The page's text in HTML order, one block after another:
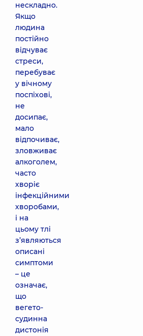
нескладно.
Якщо
людина
постійно
відчуває
стреси,
перебуває
у вічному
поспіхові,
не
досипає,
мало
відпочиває,
зловживає
алкоголем,
часто
хворіє
інфекційними
хворобами,
і на
цьому тлі
з’являються
описані
симптоми
– це
означає,
що
вегето-
судинна
дистонія